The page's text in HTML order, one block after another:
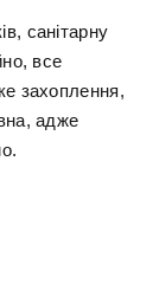
санітарну
все
захоплення,
адже